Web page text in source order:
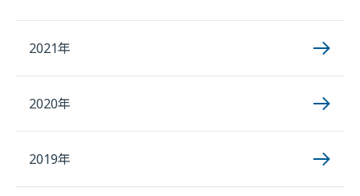
2021年
2020年
2019年